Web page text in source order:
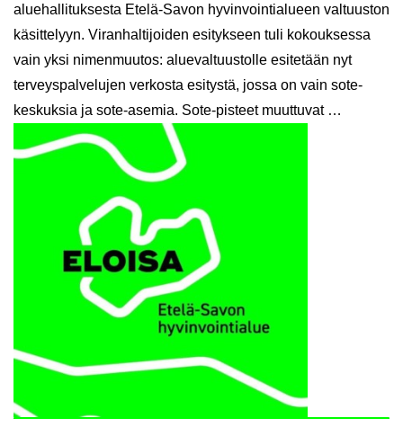
aluehallituksesta Etelä-Savon hyvinvointialueen valtuuston
käsittelyyn. Viranhaltijoiden esitykseen tuli kokouksessa
vain yksi nimenmuutos: aluevaltuustolle esitetään nyt
terveyspalvelujen verkosta esitystä, jossa on vain sote-
keskuksia ja sote-asemia. Sote-pisteet muuttuvat …